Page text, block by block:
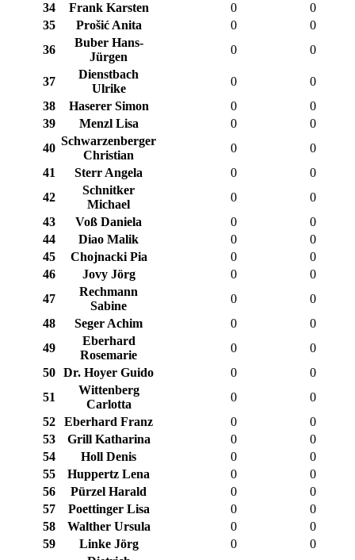
34
Frank Karsten 0
0
35
Prošić Anita 0
0
36
Buber Hans-
Jürgen
0 0
37
Dienstbach
Ulrike
0
0
38
Haserer Simon 0
0
39
Menzl Lisa 0
0
40
Schwarzenberger
Christian
0
0
41
Sterr Angela 0
0
42
Schnitker
Michael
0
0
43
Voß Daniela 0
0
44
Diao Malik 0
0
45
Chojnacki Pia 0
0
46
Jovy Jörg 0
0
47
Rechmann
Sabine
0
0
48
Seger Achim 0
0
49
Eberhard
Rosemarie
0
0
50 Dr. Hoyer Guido 0
0
51
Wittenberg
Carlotta
0
0
52
Eberhard Franz 0
0
53
Grill Katharina 0
0
54
Holl Denis 0
0
55
Huppertz Lena 0
0
56
Pürzel Harald 0
0
57
Poettinger Lisa 0
0
58
Walther Ursula 0
0
59
Linke Jörg 0
0